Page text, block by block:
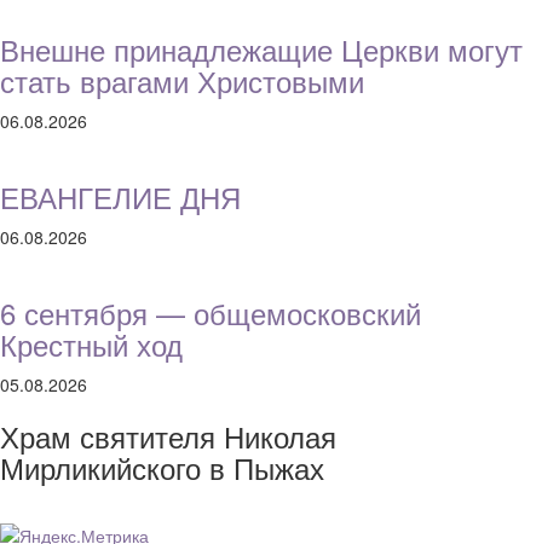
Внешне принадлежащие Церкви могут
стать врагами Христовыми
06.08.2026
ЕВАНГЕЛИЕ ДНЯ
06.08.2026
6 сентября — общемосковский
Крестный ход
05.08.2026
Храм святителя Николая
Мирликийского в Пыжах